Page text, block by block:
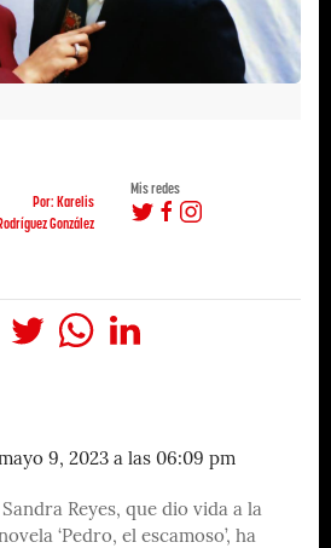
Por: Karelis
González
Mis redes
9, 2023 a las 06:09 pm
Reyes, que dio vida a la
‘Pedro, el escamoso’, ha